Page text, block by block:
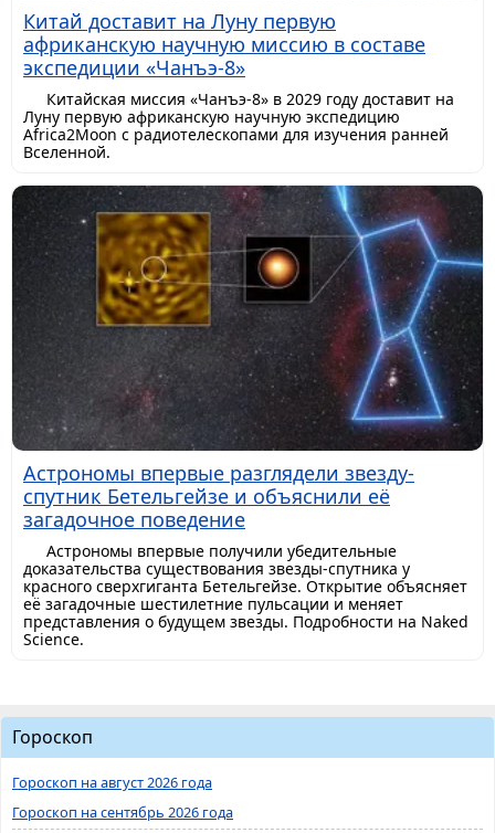
Китай доставит на Луну первую
африканскую научную миссию в составе
экспедиции «Чанъэ-8»
Китайская миссия «Чанъэ-8» в 2029 году доставит на
Луну первую африканскую научную экспедицию
Africa2Moon с радиотелескопами для изучения ранней
Вселенной.
Астрономы впервые разглядели звезду-
спутник Бетельгейзе и объяснили её
загадочное поведение
Астрономы впервые получили убедительные
доказательства существования звезды-спутника у
красного сверхгиганта Бетельгейзе. Открытие объясняет
её загадочные шестилетние пульсации и меняет
представления о будущем звезды. Подробности на Naked
Science.
Гороскоп
Гороскоп на август 2026 года
Гороскоп на сентябрь 2026 года